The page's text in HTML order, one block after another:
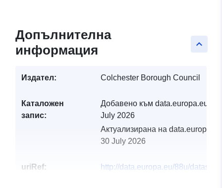
keyboard_arrow_up
Допълнителна
информация
Издател: Colchester Borough Council
Каталожен
запис:
Добавено към data.europa.eu:
July 2026
Актуализирана на
30 July 2026
uriRef:
http://data.europa.eu/88u/dataset/